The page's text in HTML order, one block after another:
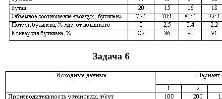
Задача 6